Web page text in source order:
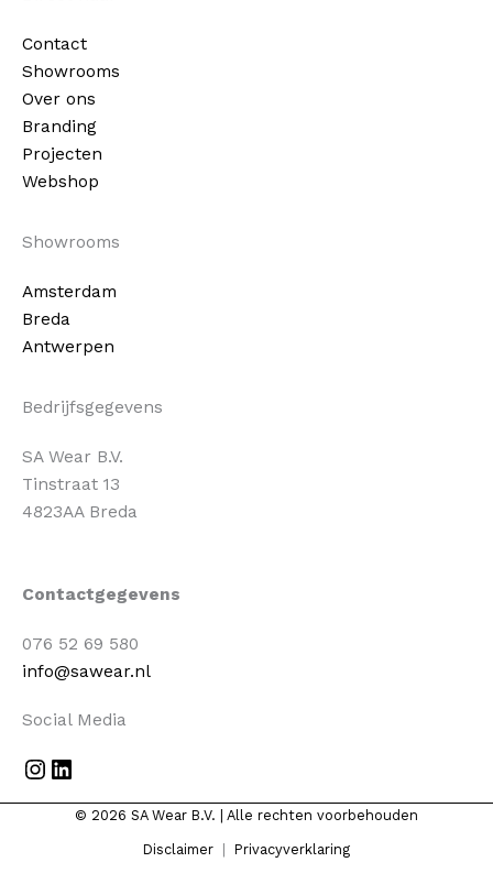
Contact
Showrooms
Over ons
Branding
Projecten
Webshop
Showrooms
Amsterdam
Breda
Antwerpen
Bedrijfsgegevens
SA Wear B.V.
Tinstraat 13
4823AA Breda
Contactgegevens
076 52 69 580
info@sawear.nl
Social Media
Instagram
LinkedIn
© 2026 SA Wear B.V. | Alle rechten voorbehouden
Disclaimer Privacyverklaring